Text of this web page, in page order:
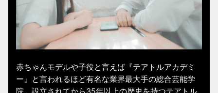
赤ちゃんモデルや子役と言えば『テアトルアカデミ
ー』と言われるほど有名な業界最大手の総合芸能学